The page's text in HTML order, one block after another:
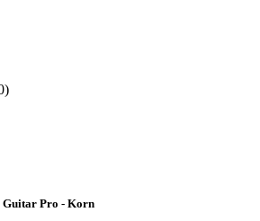
Guitar Pro - Korn